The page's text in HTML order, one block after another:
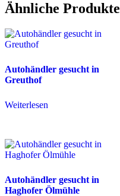
Ähnliche Produkte
Autohändler gesucht in
Greuthof
Weiterlesen
Autohändler gesucht in
Haghofer Ölmühle